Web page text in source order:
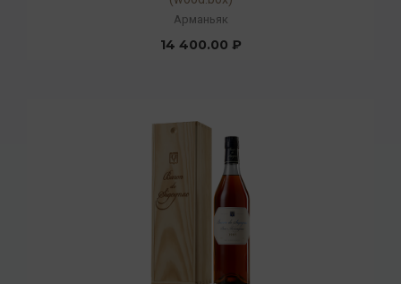
Арманьяк
14 400.00 ₽